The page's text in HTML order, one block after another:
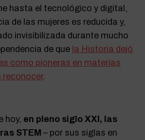
hasta el tecnológico y digital,
de las mujeres es reducida y,
invisibilizada durante mucho
de que la Historia dejó
como pioneras en materias
.
hoy, en pleno siglo XXI, las
STEM – por sus siglas en